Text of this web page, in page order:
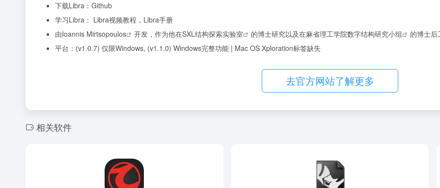
下载Libra： Github
学习Libra： Libra视频教程， Libra手册
由Ioannis Mirtsopoulos 开发，作为他在SXL结构探索实验室 的博士研究以及在麻省理工学院数字结构研究小组
的博士
平台：(v1.0.7) 仅限Windows, (v1.1.0) Windows完整功能 | Mac OS Xploration标签缺失
去官方网站了解更多
相关软件